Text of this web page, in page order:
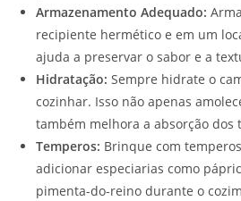
Armazenamento Adequado:
recipiente hermético e em um
ajuda a preservar o sabor e a
Hidratação: Sempre hidrate o
cozinhar. Isso não apenas
também melhora a absorção dos
Temperos: Brinque com
adicionar especiarias como
pimenta-do-reino durante o